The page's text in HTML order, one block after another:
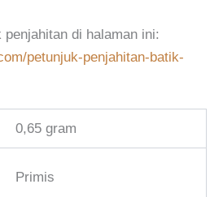
di halaman ini:
petunjuk-penjahitan-batik-
0,65 gram
Primis